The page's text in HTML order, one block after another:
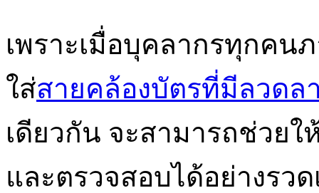
เพราะเมื่อบุคลากรทุกคน
ใส่สายคล้องบัตรที่มีลวดล
เดียวกัน จะสามารถช่วย
และตรวจสอบได้อย่างรว